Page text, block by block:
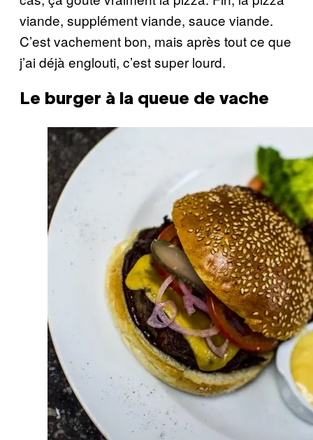
viande, supplément viande, sauce viande.
C’est vachement bon, mais après tout ce que
j’ai déjà englouti, c’est super lourd.
Le burger à la queue de vache